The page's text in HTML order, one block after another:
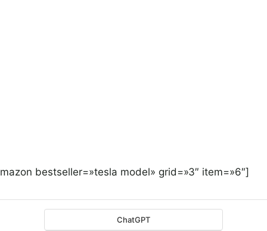
bestseller=»tesla model» grid=»3″ item=»6″]
ChatGPT